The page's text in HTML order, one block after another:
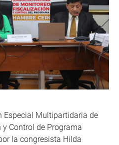
Especial Multipartidaria de
Control de Programa
la congresista Hilda